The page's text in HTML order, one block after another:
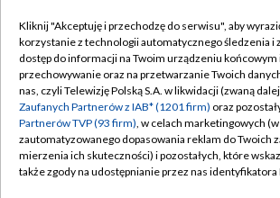
TVP
Abonament TVP
Emisja w TVP
Centrum informacji TVP
Naziemna Telewizja Cyfrowa
Regulamin TVP
Polityka prywatności
Moje zgody
Pomoc
Kliknij "Akceptuję i przechodzę do serwisu", aby
korzystanie z technologii automatycznego śledzenia i
dostęp do informacji na Twoim urządzeniu końcowym
przechowywanie oraz na przetwarzanie Twoich
nas, czyli Telewizję Polską S.A. w likwidacji (zwaną
Zaufanych Partnerów z IAB* (1201 firm) oraz
Partnerów TVP (93 firm), w celach marketingowych
zautomatyzowanego dopasowania reklam do Twoich
mierzenia ich skuteczności) i pozostałych, które
także zgody na udostępnianie przez nas identyfikatora